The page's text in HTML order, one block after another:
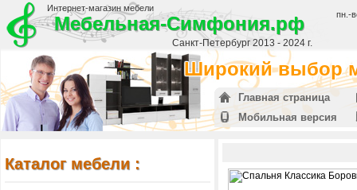
Интернет-магазин мебели
Мебельная-Симфония.рф
Санкт-Петербург 2013 - 2024 г.
пн.-
Широкий выбор
Главная страница
Мобильная версия
Каталог мебели :